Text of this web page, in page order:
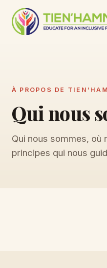
À PROPOS DE
Qui nous
Qui nous sommes, où
principes qui nous